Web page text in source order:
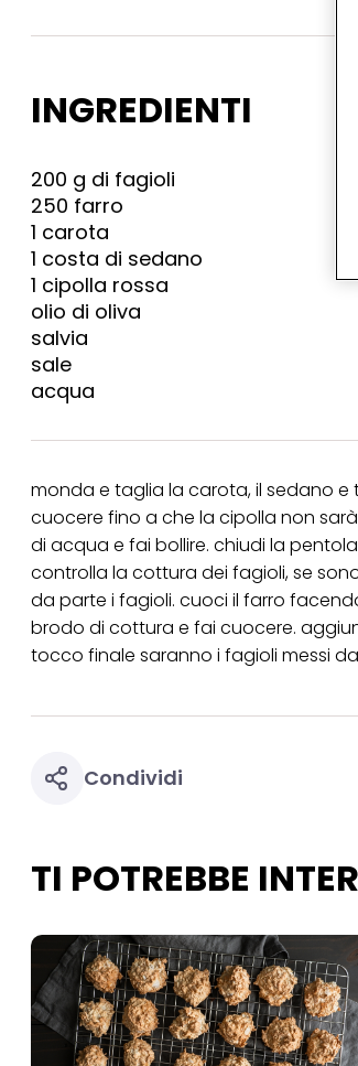
INGREDIENTI
200 g di fagioli
250 farro
1 carota
1 costa di sedano
1 cipolla rossa
olio di oliva
salvia
sale
acqua
monda e taglia la carota, il sedano
cuocere fino a che la cipolla non
di acqua e fai bollire. chiudi la
controlla la cottura dei fagioli, se
da parte i fagioli. cuoci il farro
brodo di cottura e fai cuocere.
tocco finale saranno i fagioli messi
Condividi
TI POTREBBE